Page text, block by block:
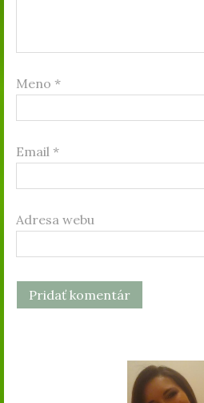
Meno *
Email *
Adresa webu